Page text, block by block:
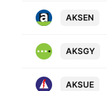
AKSEN
AKSGY
AKSUE